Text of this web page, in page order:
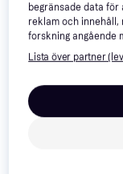
begränsade data för
reklam och innehåll,
forskning angående
Lista över partner